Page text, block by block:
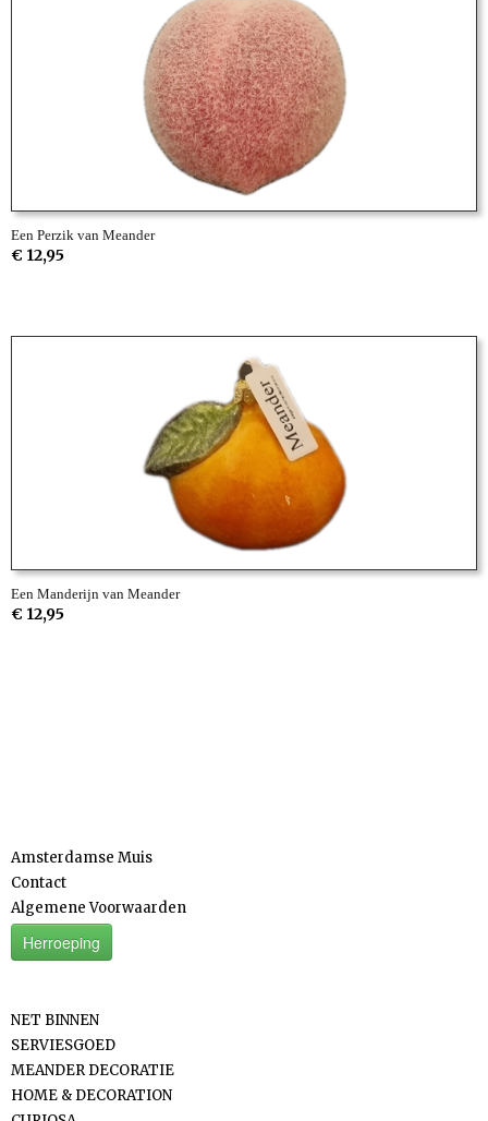
Een Perzik van Meander
€ 12,95
Een Manderijn van Meander
€ 12,95
Amsterdamse Muis
Contact
Algemene Voorwaarden
Herroeping
NET BINNEN
SERVIESGOED
MEANDER DECORATIE
HOME & DECORATION